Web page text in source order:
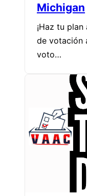
Michigan
¡Haz tu
de votación
voto…